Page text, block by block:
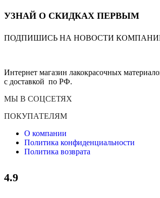
УЗНАЙ О СКИДКАХ ПЕРВЫМ
ПОДПИШИСЬ НА НОВОСТИ КОМПАНИИ
Интернет магазин лакокрасочных
с доставкой по РФ.
МЫ В СОЦСЕТЯХ
ПОКУПАТЕЛЯМ
О компании
Политика конфиденциальности
Политика возврата
4.9